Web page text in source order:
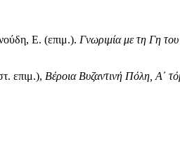
Ε. (επιμ.). Γνωριμία με τη Γη
επιμ.), Βέροια Βυζαντινή Πόλη, Α΄